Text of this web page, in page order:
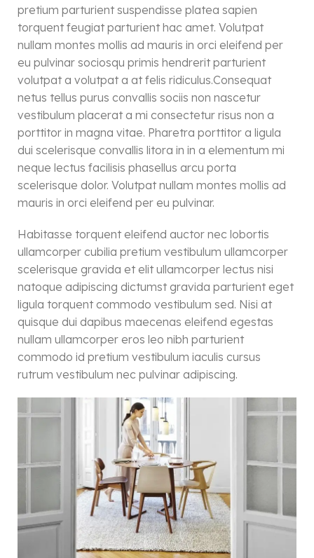
pretium parturient suspendisse platea sapien
torquent feugiat parturient hac amet. Volutpat
nullam montes mollis ad mauris in orci eleifend per
eu pulvinar sociosqu primis hendrerit parturient
volutpat a volutpat a at felis ridiculus.Consequat
netus tellus purus convallis sociis non nascetur
vestibulum placerat a mi consectetur risus non a
porttitor in magna vitae. Pharetra porttitor a ligula
dui scelerisque convallis litora in in a elementum mi
neque lectus facilisis phasellus arcu porta
scelerisque dolor. Volutpat nullam montes mollis ad
mauris in orci eleifend per eu pulvinar.
Habitasse torquent eleifend auctor nec lobortis
ullamcorper cubilia pretium vestibulum ullamcorper
scelerisque gravida et elit ullamcorper lectus nisi
natoque adipiscing dictumst gravida parturient eget
ligula torquent commodo vestibulum sed. Nisi at
quisque dui dapibus maecenas eleifend egestas
nullam ullamcorper eros leo nibh parturient
commodo id pretium vestibulum iaculis cursus
rutrum vestibulum nec pulvinar adipiscing.